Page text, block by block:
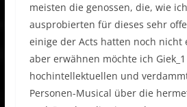
meisten die genossen, die, wie
ausprobierten für dieses sehr
einige der Acts hatten noch nicht
aber erwähnen möchte ich
hochintellektuellen und
Personen-Musical über die